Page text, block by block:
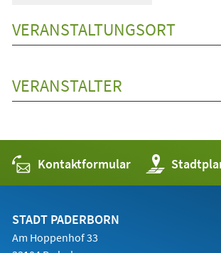
VERANSTALTUNGSORT
VERANSTALTER
Kontaktformular (Öffnet
in
einem
STADT PADERBORN
Am Hoppenhof 33